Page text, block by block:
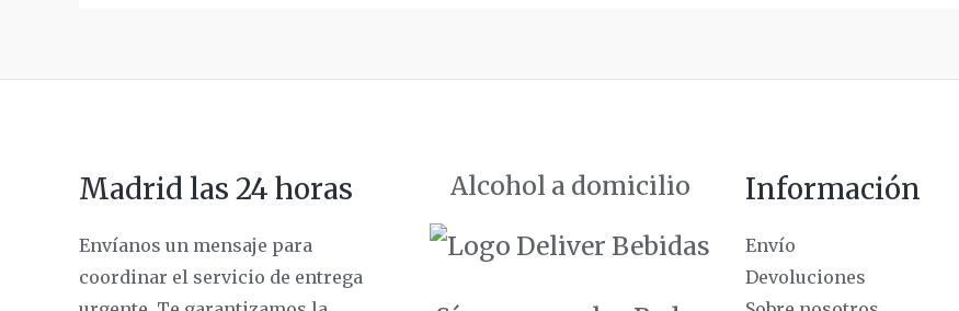
Madrid las 24 horas
Envíanos un mensaje para
coordinar el servicio de entrega
Alcohol a domicilio Información
Envío
Devoluciones